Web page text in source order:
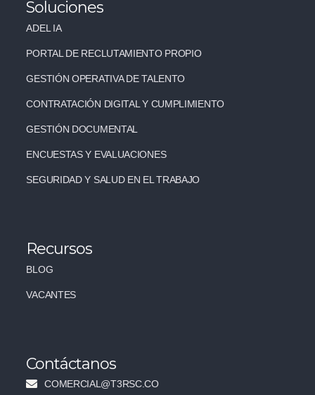
Soluciones
ADEL IA
PORTAL DE RECLUTAMIENTO PROPIO
GESTIÓN OPERATIVA DE TALENTO
CONTRATACIÓN DIGITAL Y CUMPLIMIENTO
GESTIÓN DOCUMENTAL
ENCUESTAS Y EVALUACIONES
SEGURIDAD Y SALUD EN EL TRABAJO
Recursos
BLOG
VACANTES
Contáctanos
COMERCIAL@T3RSC.CO